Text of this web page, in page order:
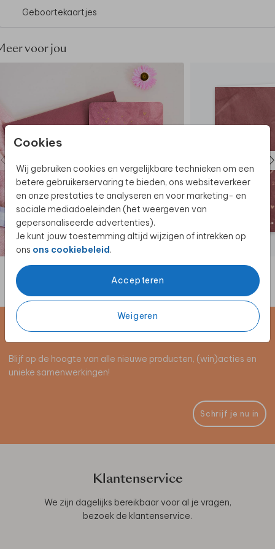
Cookies
Wij gebruiken cookies en vergelijkbare technieken om een
betere gebruikerservaring te bieden, ons websiteverkeer
en onze prestaties te analyseren en voor marketing- en
sociale mediadoeleinden (het weergeven van
gepersonaliseerde advertenties).
Je kunt jouw toestemming altijd wijzigen of intrekken op
ons ons cookiebeleid.
Accepteren
Weigeren
Geboortekaartjes
voor jou
Schrijf je in voor de nieuwsbrief
Blijf op de hoogte van alle nieuwe producten, (win)acties en
unieke samenwerkingen!
Schrijf je nu in
Klantenservice
We zijn dagelijks bereikbaar voor al je vragen,
bezoek de klantenservice.